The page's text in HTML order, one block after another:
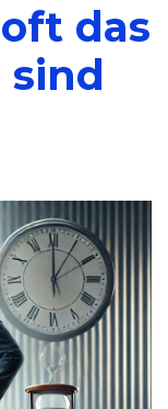
das
sind